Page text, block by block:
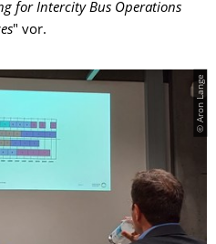
for Intercity Bus Operations
" vor.
© Aron Lange